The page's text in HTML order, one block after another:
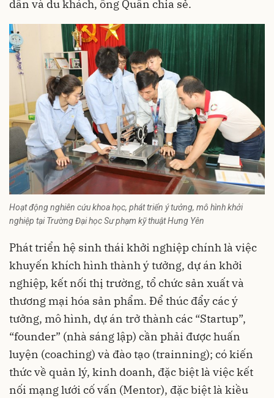
dân và du khách, ông Quân chia sẻ.
Hoạt động nghiên cứu khoa học, phát triển ý tưởng, mô hình khởi
nghiệp tại Trường Đại học Sư phạm kỹ thuật Hưng Yên
Phát triển hệ sinh thái khởi nghiệp chính là việc
khuyến khích hình thành ý tưởng, dự án khởi
nghiệp, kết nối thị trường, tổ chức sản xuất và
thương mại hóa sản phẩm. Để thúc đẩy các ý
tưởng, mô hình, dự án trở thành các “Startup”,
“founder” (nhà sáng lập) cần phải được huấn
luyện (coaching) và đào tạo (trainning); có kiến
thức về quản lý, kinh doanh, đặc biệt là việc kết
nối mạng lưới cố vấn (Mentor), đặc biệt là kiều